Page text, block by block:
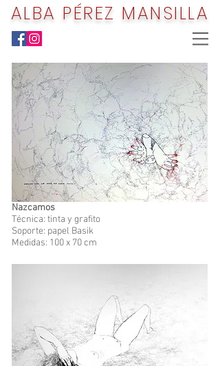
ALBA PÉREZ MANSILLA
Nazcamos
Técnica: tinta y grafito
Soporte: papel Basik
Medidas: 100 x 70 cm